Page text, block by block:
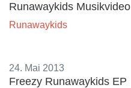
Runawaykids Musikvideo
Runawaykids
24. Mai 2013
Freezy Runawaykids EP